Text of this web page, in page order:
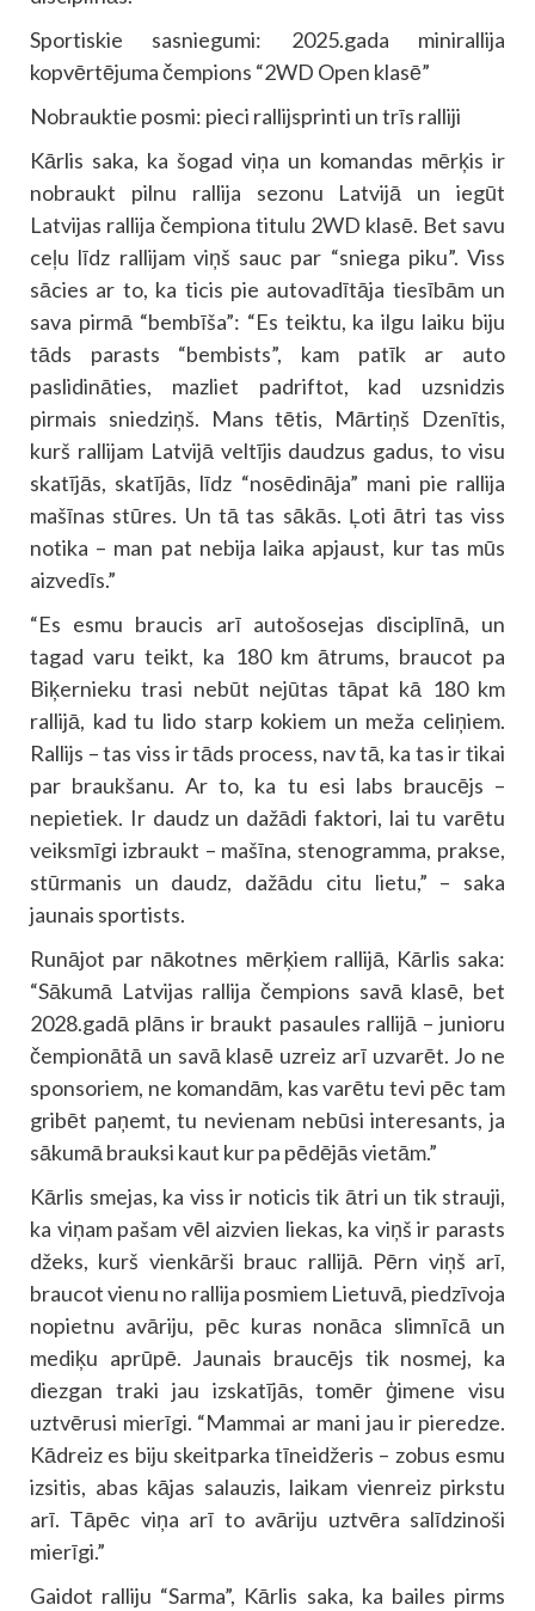
Sportiskie sasniegumi: 2025.gada minirallija
kopvērtējuma čempions “2WD Open klasē”
Nobrauktie posmi: pieci rallijsprinti un trīs ralliji
Kārlis saka, ka šogad viņa un komandas mērķis ir
nobraukt pilnu rallija sezonu Latvijā un iegūt
Latvijas rallija čempiona titulu 2WD klasē. Bet savu
ceļu līdz rallijam viņš sauc par “sniega piku”. Viss
sācies ar to, ka ticis pie autovadītāja tiesībām un
sava pirmā “bembīša”: “Es teiktu, ka ilgu laiku biju
tāds parasts “bembists”, kam patīk ar auto
paslidināties, mazliet padriftot, kad uzsnidzis
pirmais sniedziņš. Mans tētis, Mārtiņš Dzenītis,
kurš rallijam Latvijā veltījis daudzus gadus, to visu
skatījās, skatījās, līdz “nosēdināja” mani pie rallija
mašīnas stūres. Un tā tas sākās. Ļoti ātri tas viss
notika – man pat nebija laika apjaust, kur tas mūs
aizvedīs.”
“Es esmu braucis arī autošosejas disciplīnā, un
tagad varu teikt, ka 180 km ātrums, braucot pa
Biķernieku trasi nebūt nejūtas tāpat kā 180 km
rallijā, kad tu lido starp kokiem un meža celiņiem.
Rallijs – tas viss ir tāds process, nav tā, ka tas ir tikai
par braukšanu. Ar to, ka tu esi labs braucējs –
nepietiek. Ir daudz un dažādi faktori, lai tu varētu
veiksmīgi izbraukt – mašīna, stenogramma, prakse,
stūrmanis un daudz, dažādu citu lietu,” – saka
jaunais sportists.
Runājot par nākotnes mērķiem rallijā, Kārlis saka:
“Sākumā Latvijas rallija čempions savā klasē, bet
2028.gadā plāns ir braukt pasaules rallijā – junioru
čempionātā un savā klasē uzreiz arī uzvarēt. Jo ne
sponsoriem, ne komandām, kas varētu tevi pēc tam
gribēt paņemt, tu nevienam nebūsi interesants, ja
sākumā brauksi kaut kur pa pēdējās vietām.”
Kārlis smejas, ka viss ir noticis tik ātri un tik strauji,
ka viņam pašam vēl aizvien liekas, ka viņš ir parasts
džeks, kurš vienkārši brauc rallijā. Pērn viņš arī,
braucot vienu no rallija posmiem Lietuvā, piedzīvoja
nopietnu avāriju, pēc kuras nonāca slimnīcā un
mediķu aprūpē. Jaunais braucējs tik nosmej, ka
diezgan traki jau izskatījās, tomēr ģimene visu
uztvērusi mierīgi. “Mammai ar mani jau ir pieredze.
Kādreiz es biju skeitparka tīneidžeris – zobus esmu
izsitis, abas kājas salauzis, laikam vienreiz pirkstu
arī. Tāpēc viņa arī to avāriju uztvēra salīdzinoši
mierīgi.”
Gaidot ralliju “Sarma”, Kārlis saka, ka bailes pirms